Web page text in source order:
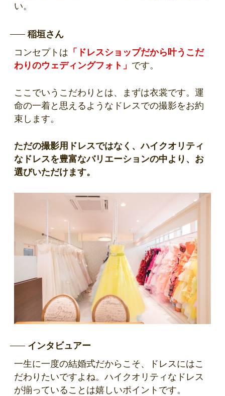
い。
稲垣さん
コンセプトは 「ドレスショップだから叶うこだ
わりのウェディングフォト」 です。
ここでいうこだわりとは、まずは衣裳です。運
命の一着と思えるようなドレスでの撮影をお約
束します。
ただの撮影用ドレスではなく、ハイクオリティ
なドレスを豊富なバリエーションの中より、お
選びいただけます。
インタビュアー
一生に一度の結婚式だからこそ、ドレスにはこ
だわりたいですよね。ハイクオリティなドレス
が揃っていることは嬉しいポイントです。